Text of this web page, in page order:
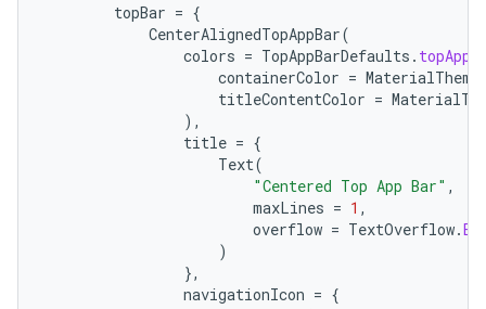
topBar = {
CenterAlignedTopAppBar(
colors = TopAppBarDefaults .
containerColor = MaterialTheme
titleContentColor =
),
title = {
Text(
"Centered Top App Bar" ,
maxLines = 1 ,
overflow = TextOverflow.
)
},
navigationIcon = {